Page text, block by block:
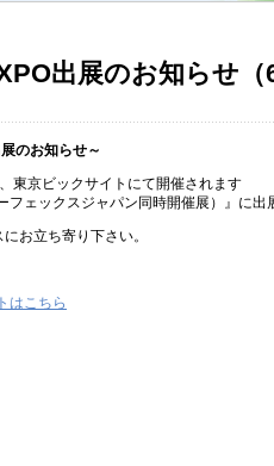
出展のお知らせ（
のお知らせ～
東京ビックサイトにて開催されます
フェックスジャパン同時開催展）』に出
お立ち寄り下さい。
はこちら